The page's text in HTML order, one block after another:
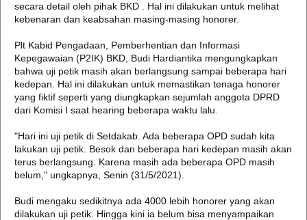
secara detail oleh pihak BKD . Hal ini dilakukan untuk melihat
kebenaran dan keabsahan masing-masing honorer.
Plt Kabid Pengadaan, Pemberhentian dan Informasi
Kepegawaian (P2IK) BKD, Budi Hardiantika mengungkapkan
bahwa uji petik masih akan berlangsung sampai beberapa hari
kedepan. Hal ini dilakukan untuk memastikan tenaga honorer
yang fiktif seperti yang diungkapkan sejumlah anggota DPRD
dari Komisi I saat hearing beberapa waktu lalu.
"Hari ini uji petik di Setdakab. Ada beberapa OPD sudah kita
lakukan uji petik. Besok dan beberapa hari kedepan masih akan
terus berlangsung. Karena masih ada beberapa OPD masih
belum," ungkapnya, Senin (31/5/2021).
Budi mengaku sedikitnya ada 4000 lebih honorer yang akan
dilakukan uji petik. Hingga kini ia belum bisa menyampaikan